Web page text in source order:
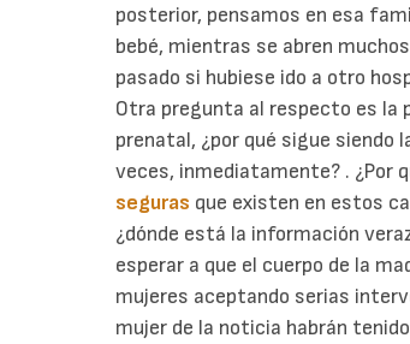
posterior, pensamos en esa
bebé, mientras se abren
pasado si hubiese ido a otro
Otra pregunta al respecto es la
prenatal, ¿por qué sigue siendo
veces, inmediatamente? . ¿Por
seguras que existen en estos
¿dónde está la información
esperar a que el cuerpo de la
mujeres aceptando serias
mujer de la noticia habrán